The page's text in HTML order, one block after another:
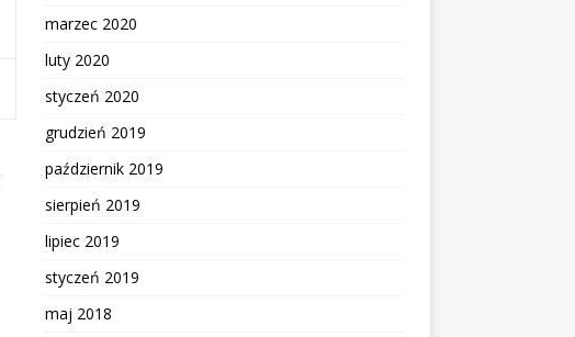
marzec 2020
luty 2020
styczeń 2020
grudzień 2019
październik 2019
sierpień 2019
lipiec 2019
styczeń 2019
maj 2018